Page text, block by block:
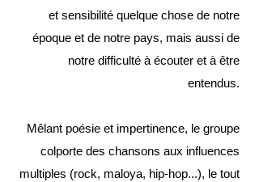
et sensibilité quelque chose de notre
époque et de notre pays, mais aussi de
notre difficulté à écouter et à être
entendus.
Mêlant poésie et impertinence, le groupe
colporte des chansons aux influences
multiples (rock, maloya, hip-hop...), le tout